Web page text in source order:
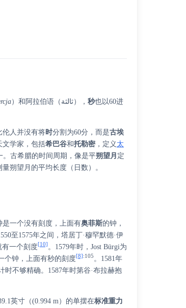
）和阿拉伯语（ثالثة），秒也以60进
伦人并没有将时分割为60分，而是古埃
文学家，包括希巴谷和托勒密 ，定义 太
。古希腊的时间周期，像是平朔望月 定
量朔望月的平均长度（日数）。
一个没有刻度，上面有奥菲斯的钟，
至1575年之间，塔居丁·穆罕默德·伊
有一个刻度[10] 。1579年时，Jost Bürgi为
个钟，上面有秒的刻度[8] :105 。1581年
不够精确。1587年时第谷·布拉赫抱
英寸（(0.994 m）的单摆在标准重力